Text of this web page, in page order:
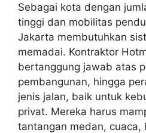
Sebagai kota dengan
tinggi dan mobilitas
Jakarta membutuhkan
memadai. Kontraktor
bertanggung jawab atas
pembangunan, hingga
jenis jalan, baik untuk
privat. Mereka harus
tantangan medan, cuaca,